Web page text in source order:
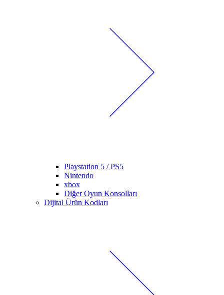
Playstation 5 / PS5
Nintendo
xbox
Diğer Oyun Konsolları
Dijital Ürün Kodları